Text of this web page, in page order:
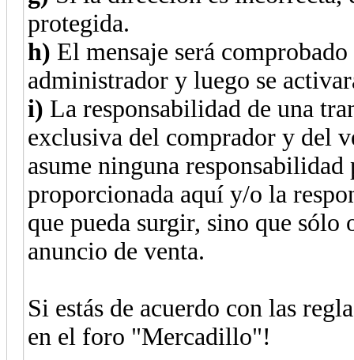
protegida.
h) El mensaje será
administrador y luego se
i) La responsabilidad de una
exclusiva del comprador y del
asume ninguna
proporcionada aquí y/o la
que pueda surgir, sino que
anuncio de venta.
Si estás de acuerdo con las
en el foro "Mercadillo"!